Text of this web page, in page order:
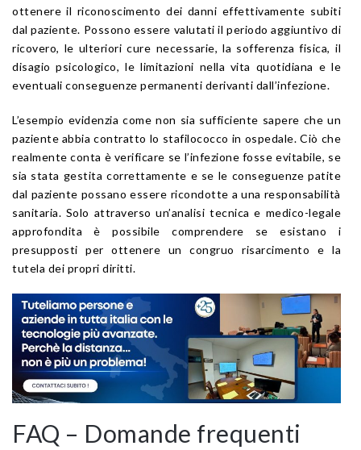
ottenere il riconoscimento dei danni effettivamente subiti
dal paziente. Possono essere valutati il periodo aggiuntivo di
ricovero, le ulteriori cure necessarie, la sofferenza fisica, il
disagio psicologico, le limitazioni nella vita quotidiana e le
eventuali conseguenze permanenti derivanti dall’infezione.
L’esempio evidenzia come non sia sufficiente sapere che un
paziente abbia contratto lo stafilococco in ospedale. Ciò che
realmente conta è verificare se l’infezione fosse evitabile, se
sia stata gestita correttamente e se le conseguenze patite
dal paziente possano essere ricondotte a una responsabilità
sanitaria. Solo attraverso un’analisi tecnica e medico-legale
approfondita è possibile comprendere se esistano i
presupposti per ottenere un congruo risarcimento e la
tutela dei propri diritti.
FAQ – Domande frequenti